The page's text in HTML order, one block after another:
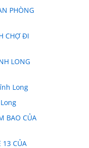
PHÒNG
CHỢ ĐI
LONG
Long
BAO CỦA
13 CỦA